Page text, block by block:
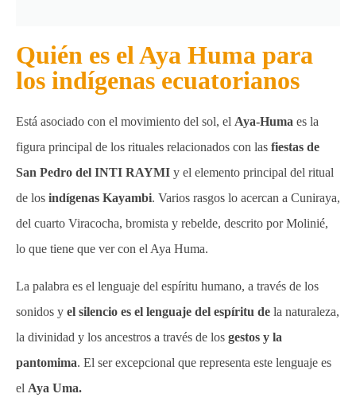
Quién es el Aya Huma para
los indígenas ecuatorianos
Está asociado con el movimiento del sol, el Aya-Huma es la
figura principal de los rituales relacionados con las fiestas de
San Pedro del INTI RAYMI y el elemento principal del ritual
de los indígenas Kayambi. Varios rasgos lo acercan a Cuniraya,
del cuarto Viracocha, bromista y rebelde, descrito por Molinié,
lo que tiene que ver con el Aya Huma.
La palabra es el lenguaje del espíritu humano, a través de los
sonidos y el silencio es el lenguaje del espíritu de la naturaleza,
la divinidad y los ancestros a través de los gestos y la
pantomima. El ser excepcional que representa este lenguaje es
el Aya Uma.